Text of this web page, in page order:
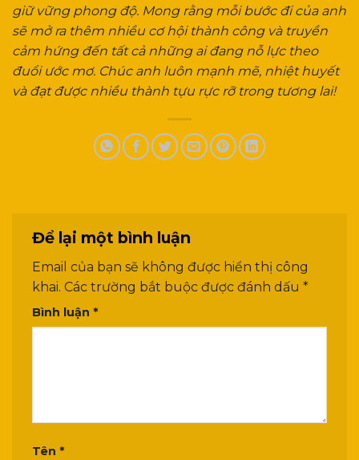
giữ vững phong độ. Mong rằng mỗi bước đi của anh
sẽ mở ra thêm nhiều cơ hội thành công và truyền
cảm hứng đến tất cả những ai đang nỗ lực theo
đuổi ước mơ. Chúc anh luôn mạnh mẽ, nhiệt huyết
và đạt được nhiều thành tựu rực rỡ trong tương lai!
Để lại một bình luận
Email của bạn sẽ không được hiển thị công
khai. Các trường bắt buộc được đánh dấu *
Bình luận *
Tên *